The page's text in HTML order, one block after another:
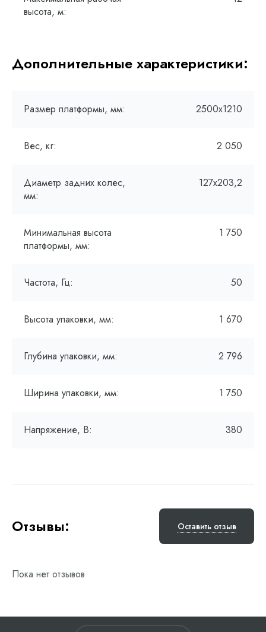
высота, м:
Дополнительные характеристики:
Размер платформы, мм: 2500х1210
Вес, кг: 2 050
Диаметр задних колес,
мм:
127х203,2
Минимальная высота
платформы, мм:
1 750
Частота, Гц: 50
Высота упаковки, мм: 1 670
Глубина упаковки, мм: 2 796
Ширина упаковки, мм: 1 750
Напряжение, В: 380
Отзывы: Оставить отзыв
Пока нет отзывов